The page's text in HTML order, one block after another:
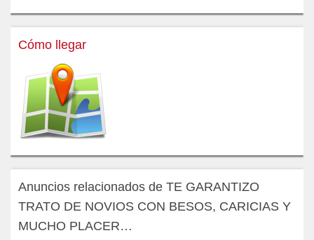
Cómo llegar
Anuncios relacionados de TE GARANTIZO
TRATO DE NOVIOS CON BESOS, CARICIAS Y
MUCHO PLACER…